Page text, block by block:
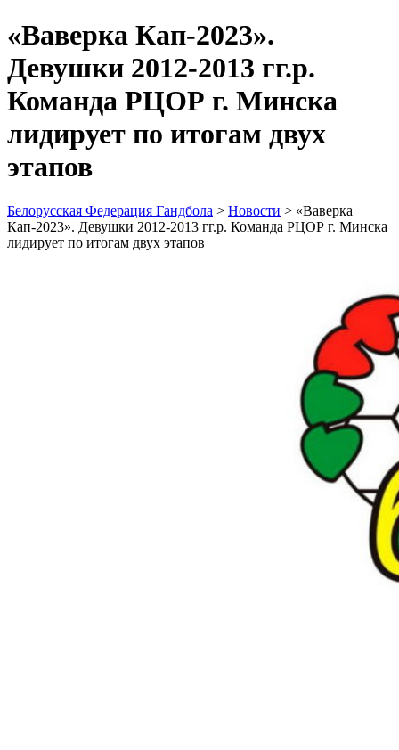
«Ваверка Кап-2023».
Девушки 2012-2013 гг.р.
Команда РЦОР г. Минска
лидирует по итогам двух
этапов
Белорусская Федерация Гандбола > Новости > «Ваверка
Кап-2023». Девушки 2012-2013 гг.р. Команда РЦОР г. Минска
лидирует по итогам двух этапов